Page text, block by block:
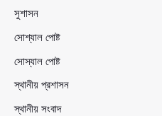
সুশাসন
সোশ্যাল পোষ্ট
সোস্যাল পোষ্ট
স্থানীয় প্রশাসন
স্থানীয় সংবাদ